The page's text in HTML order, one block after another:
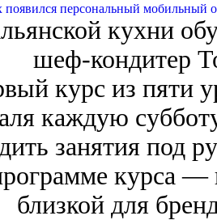
появился персональный мобильный
кухни
шеф-кондитер
курс из пяти
каждую
занятия под
курса —
близкой для